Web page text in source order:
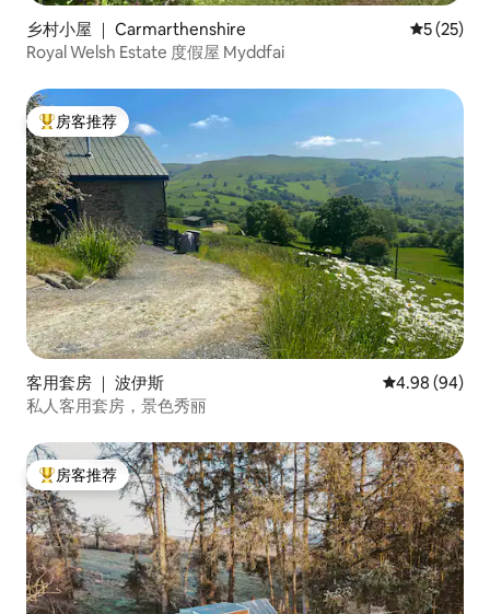
乡村小屋 ｜ Carmarthenshire 平均评分
5 (25)
Royal Welsh Estate 度假屋 Myddfai
热门「房客推荐」
房客推荐
客用套房 ｜ 波伊斯 平均评分 4.98
4.98 (94)
私人客用套房，景色秀丽
热门「房客推荐」
房客推荐